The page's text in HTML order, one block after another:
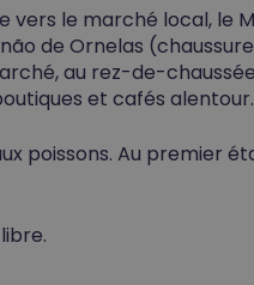
vers le marché local, le
de Ornelas
au rez-de-
et cafés alentour.
poissons. Au premier